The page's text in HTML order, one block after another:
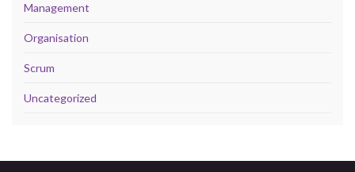
Management
Organisation
Scrum
Uncategorized